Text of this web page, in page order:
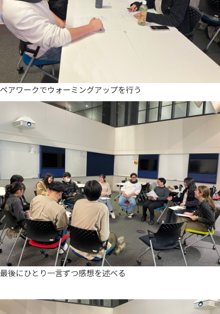
ペアワークでウォーミングアップを行う
最後にひとり一言ずつ感想を述べる